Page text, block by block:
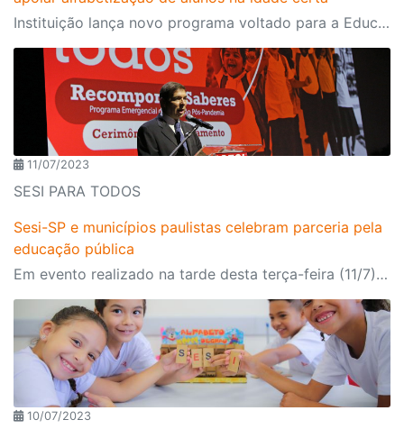
Instituição lança novo programa voltado para a Educação Infantil e primeiros anos escolares no qual oferece, gratuitamente, formação e recursos pedagógicos para docentes e gestores de municípios paulistas
11/07/2023
SESI PARA TODOS
Sesi-SP e municípios paulistas celebram parceria pela
educação pública
Em evento realizado na tarde desta terça-feira (11/7), foram apresentados os resultados do projeto de recomposição de aprendizagens da instituição, direcionado às escolas públicas
10/07/2023